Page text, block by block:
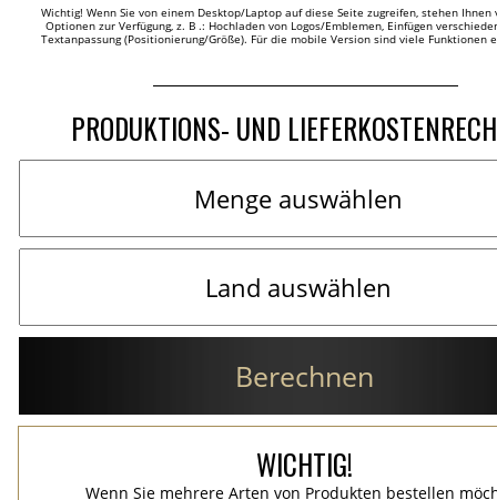
Wichtig! Wenn Sie von einem Desktop/Laptop auf diese Seite zugreifen, stehen Ihnen
Optionen zur Verfügung, z. B .: Hochladen von Logos/Emblemen, Einfügen
Textanpassung (Positionierung/Größe). Für die mobile Version sind viele Funktionen
PRODUKTIONS- UND
Berechnen
WICHTIG!
Wenn Sie mehrere Arten von Produkten bestellen